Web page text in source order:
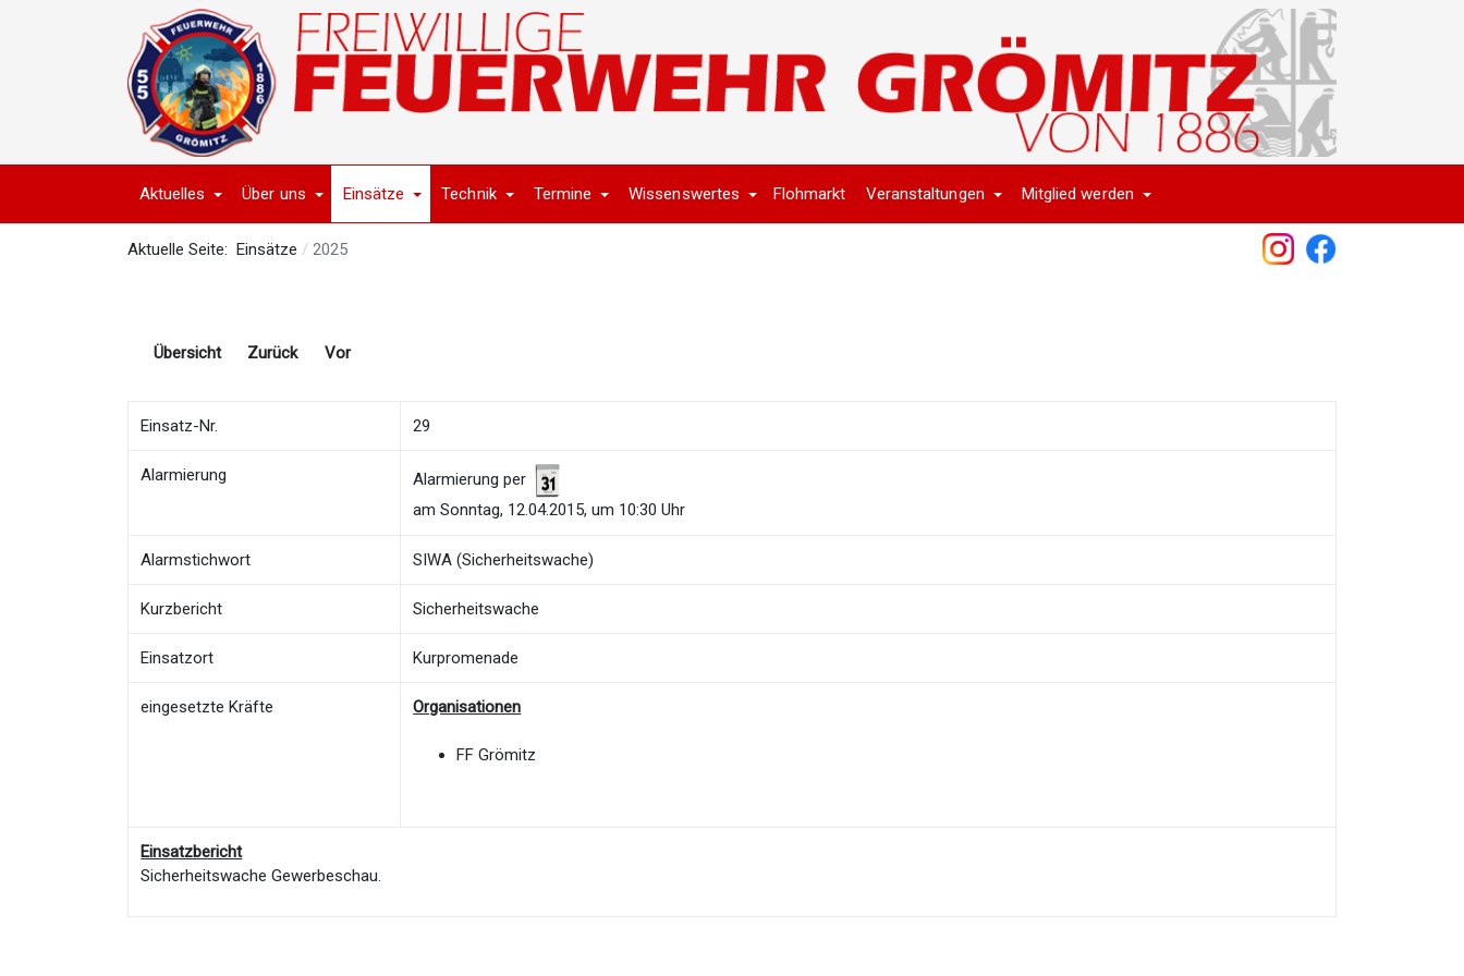
Aktuelles Über uns Einsätze Technik Termine Wissenswertes Flohmarkt Veranstaltungen Mitglied werden
Aktuelle Seite: Einsätze 2025
Übersicht Zurück Vor
Einsatz-Nr. 29
Alarmierung
Alarmierung per
am Sonntag, 12.04.2015, um 10:30 Uhr
Alarmstichwort SIWA (Sicherheitswache)
Kurzbericht Sicherheitswache
Einsatzort Kurpromenade
eingesetzte Kräfte Organisationen
FF Grömitz
Einsatzbericht
Sicherheitswache Gewerbeschau.